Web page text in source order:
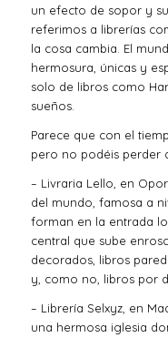
un efecto de sopor y
referimos a librerías
la cosa cambia. El
hermosura, únicas y
solo de libros como
sueños.
Parece que con el
pero no podéis perder
– Livraria Lello, en
del mundo, famosa a
forman en la entrada
central que sube
decorados, libros
y, como no, libros por
– Librería Selxyz, en
una hermosa iglesia